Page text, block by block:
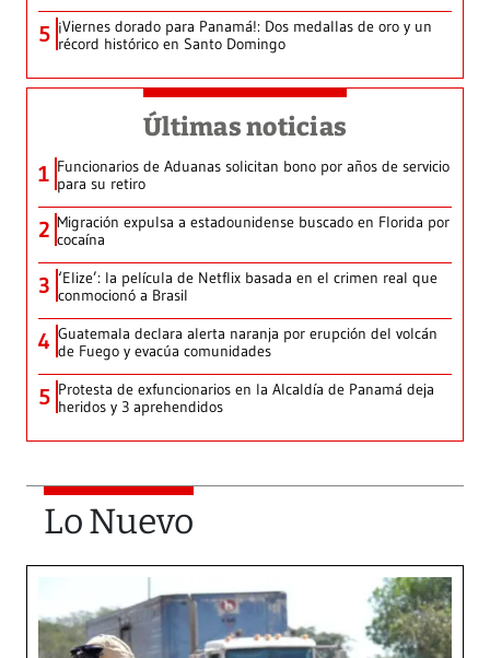
5 ¡Viernes dorado para Panamá!: Dos medallas de oro y un
récord histórico en Santo Domingo
Últimas noticias
1 Funcionarios de Aduanas solicitan bono por años de servicio
para su retiro
2 Migración expulsa a estadounidense buscado en Florida por
cocaína
3 ‘Elize’: la película de Netflix basada en el crimen real que
conmocionó a Brasil
4 Guatemala declara alerta naranja por erupción del volcán
de Fuego y evacúa comunidades
5 Protesta de exfuncionarios en la Alcaldía de Panamá deja
heridos y 3 aprehendidos
Lo Nuevo